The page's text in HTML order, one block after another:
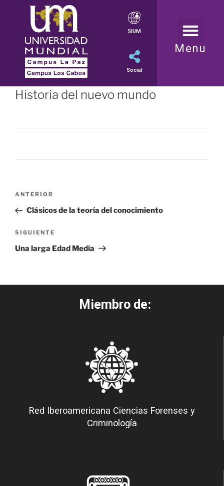
SIUM
Social
Menu
Historia del nuevo mundo
ANTERIOR
Clásicos de la teoría del conocimiento
SIGUIENTE
Una larga Edad Media
Miembro de:
Red Iberoamericana Ciencias Forenses y
Criminología